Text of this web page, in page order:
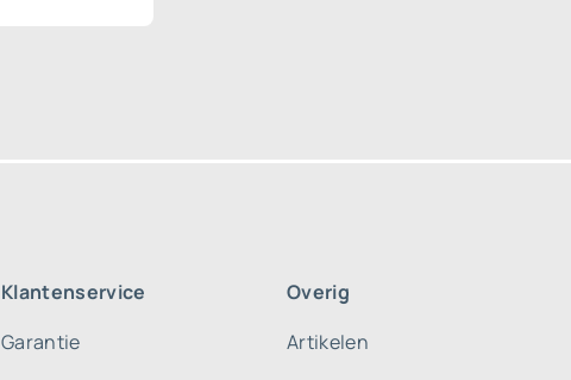
Klantenservice
Garantie
Overig
Artikelen